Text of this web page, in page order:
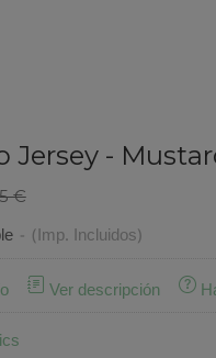
Jersey -
€
- (Imp. Incluidos)
Ver descripción